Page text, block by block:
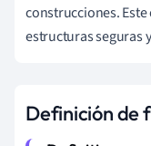
construcciones.
estructuras seguras
Definición de